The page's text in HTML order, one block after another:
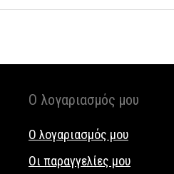
Ο λογαριασμός μου
Ο λογαριασμός μου
Οι παραγγελίες μου